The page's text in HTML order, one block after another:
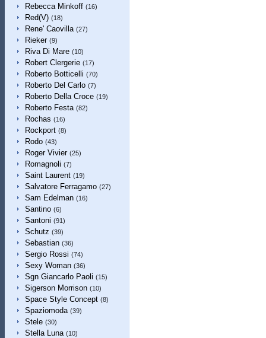
Rebecca Minkoff (16)
Red(V) (18)
Rene' Caovilla (27)
Rieker (9)
Riva Di Mare (10)
Robert Clergerie (17)
Roberto Botticelli (70)
Roberto Del Carlo (7)
Roberto Della Croce (19)
Roberto Festa (82)
Rochas (16)
Rockport (8)
Rodo (43)
Roger Vivier (25)
Romagnoli (7)
Saint Laurent (19)
Salvatore Ferragamo (27)
Sam Edelman (16)
Santino (6)
Santoni (91)
Schutz (39)
Sebastian (36)
Sergio Rossi (74)
Sexy Woman (36)
Sgn Giancarlo Paoli (15)
Sigerson Morrison (10)
Space Style Concept (8)
Spaziomoda (39)
Stele (30)
Stella Luna (10)